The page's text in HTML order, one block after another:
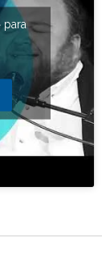
para